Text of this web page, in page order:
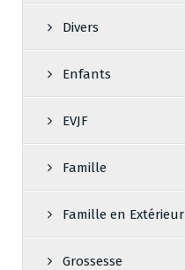
Divers
Enfants
EVJF
Famille
Famille en Extérieur
Grossesse